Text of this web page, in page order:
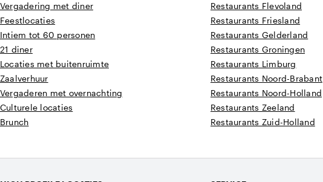
Vergadering met diner
Feestlocaties
Intiem tot 60 personen
21 diner
Locaties met buitenruimte
Zaalverhuur
Vergaderen met overnachting
Culturele locaties
Brunch
Restaurants Flevoland
Restaurants Friesland
Restaurants Gelderland
Restaurants Groningen
Restaurants Limburg
Restaurants Noord-Brabant
Restaurants Noord-Holland
Restaurants Zeeland
Restaurants Zuid-Holland